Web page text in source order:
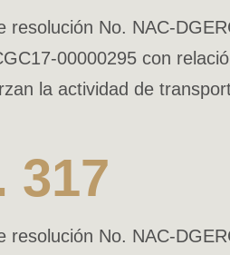
No. NAC-
00000295 con
la actividad de
317
No. NAC-